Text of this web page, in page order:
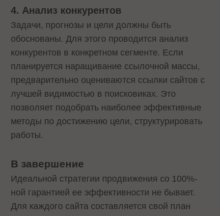
4. Анализ конкурентов
Задачи, прогнозы и цели должны быть
обоснованы. Для этого проводится анализ
конкурентов в конкретном сегменте. Если
планируется наращивание ссылочной массы,
предварительно оцениваются ссылки сайтов с
лучшей видимостью в поисковиках. Это
позволяет подобрать наиболее эффективные
методы по достижению цели, структурировать
работы.
В завершение
Идеальной стратегии продвижения со 100%-
ной гарантией ее эффективности не бывает.
Для каждого сайта составляется свой план